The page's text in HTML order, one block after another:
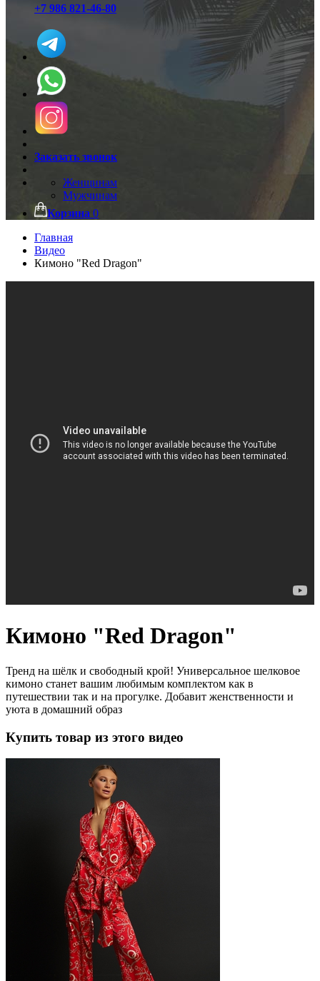
+7 986 821-46-80
Заказать звонок
Женщинам
Мужчинам
Корзина 0
Главная
Видео
Кимоно "Red Dragon"
Кимоно "Red Dragon"
Тренд на шёлк и свободный крой! Универсальное шелковое
кимоно станет вашим любимым комплектом как в
путешествии так и на прогулке. Добавит женственности и
уюта в домашний образ
Купить товар из этого видео